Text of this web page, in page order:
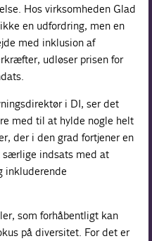
Hos virksomheden Glad
en udfordring, men en
med inklusion af
udløser prisen for
i DI, ser det
med til at hylde nogle helt
der i den grad fortjener en
særlige indsats med at
inkluderende
som forhåbentligt kan
på diversitet. For det er